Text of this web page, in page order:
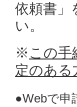
依頼書」
い。
※ この
定のあ
●Webで申